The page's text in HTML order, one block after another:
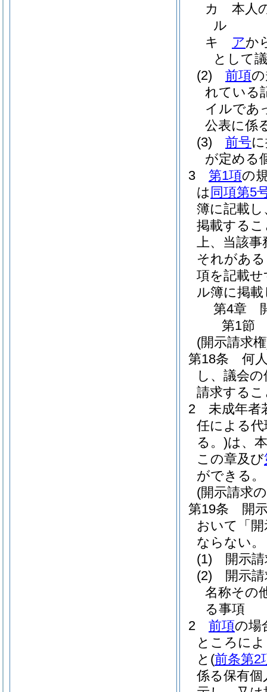
カ
本人
ル
キ
アか
として
(2)
前項
れている
イルであ
公表に係
(3)
前号
が定める
3
第1項の
は 同項第5
簿に記載
掲載する
上、当該
それがあ
項を記載
ル簿に掲
第4章
第1節
(開示請求
第18条
何
し、議会
請求する
2
未成年者
任による代
る。)は、
この章及び
ができる。
(開示請求
第19条
開
おいて「
ならない。
(1)
開示
(2)
開示
名称その
る事項
2
前項の場
ところに
と (前条第2
係る保有